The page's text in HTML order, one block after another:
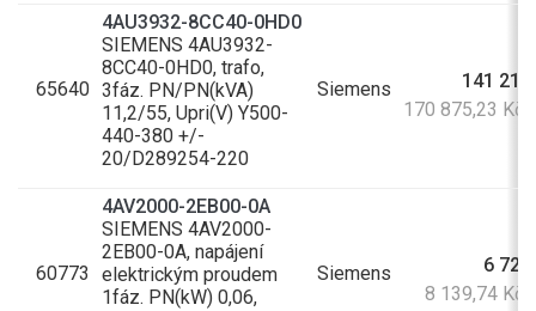
65640
4AU3932-8CC40-0HD0
SIEMENS 4AU3932-
8CC40-0HD0, trafo,
3fáz. PN/PN(kVA)
11,2/55, Upri(V) Y500-
440-380 +/-
20/D289254-220
Siemens
141
170 875,23 Kč
60773
4AV2000-2EB00-0A
SIEMENS 4AV2000-
2EB00-0A, napájení
elektrickým proudem
1fáz. PN(kW) 0,06,
Siemens
6
8 139,74 Kč